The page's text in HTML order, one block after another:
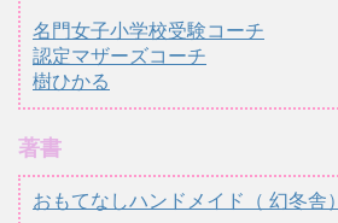
名門女子小学校受験コーチ
認定マザーズコーチ
樹ひかる
著書
おもてなしハンドメイド（ 幻冬舎）